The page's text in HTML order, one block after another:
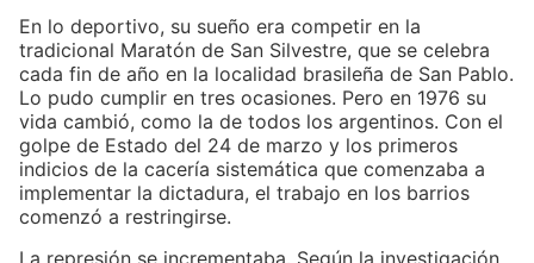
En lo deportivo, su sueño era competir en la
tradicional Maratón de San Silvestre, que se celebra
cada fin de año en la localidad brasileña de San Pablo.
Lo pudo cumplir en tres ocasiones. Pero en 1976 su
vida cambió, como la de todos los argentinos. Con el
golpe de Estado del 24 de marzo y los primeros
indicios de la cacería sistemática que comenzaba a
implementar la dictadura, el trabajo en los barrios
comenzó a restringirse.
La represión se incrementaba. Según la investigación